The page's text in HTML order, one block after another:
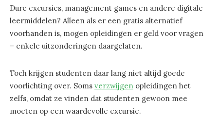
Dure excursies, management games en andere digitale
leermiddelen? Alleen als er een gratis alternatief
voorhanden is, mogen opleidingen er geld voor vragen
– enkele uitzonderingen daargelaten.
Toch krijgen studenten daar lang niet altijd goede
voorlichting over. Soms verzwijgen opleidingen het
zelfs, omdat ze vinden dat studenten gewoon mee
moeten op een waardevolle excursie.